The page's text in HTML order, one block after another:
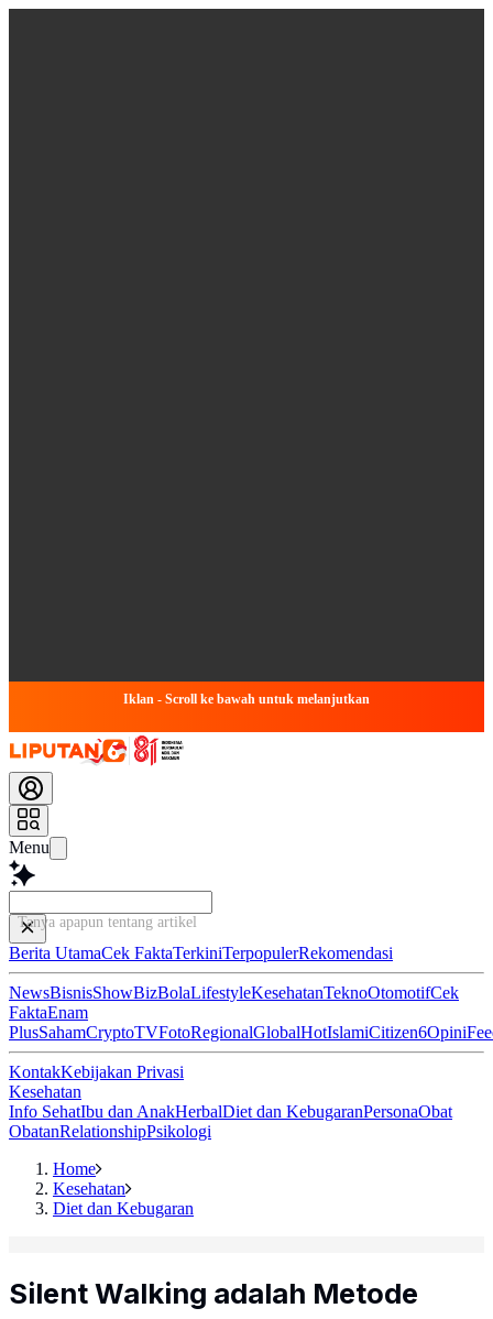
Iklan - Scroll ke bawah untuk melanjutkan
Menu
Tanya apapun tentang artikel ini...
Berita UtamaCek FaktaTerkiniTerpopulerRekomendasi
NewsBisnisShowBizBolaLifestyleKesehatanTeknoOtomotifCek
FaktaEnam
PlusSahamCryptoTVFotoRegionalGlobalHotIslamiCitizen6Opini
KontakKebijakan Privasi
Kesehatan
Info SehatIbu dan AnakHerbalDiet dan KebugaranPersonaObat
ObatanRelationshipPsikologi
Home
Kesehatan
Diet dan Kebugaran
Silent Walking adalah Metode